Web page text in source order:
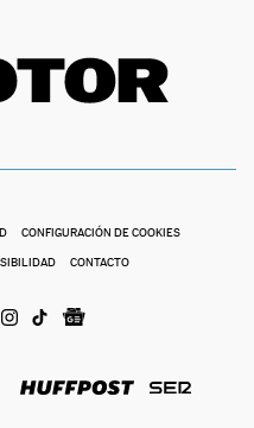
CONFIGURACIÓN DE COOKIES
CONTACTO